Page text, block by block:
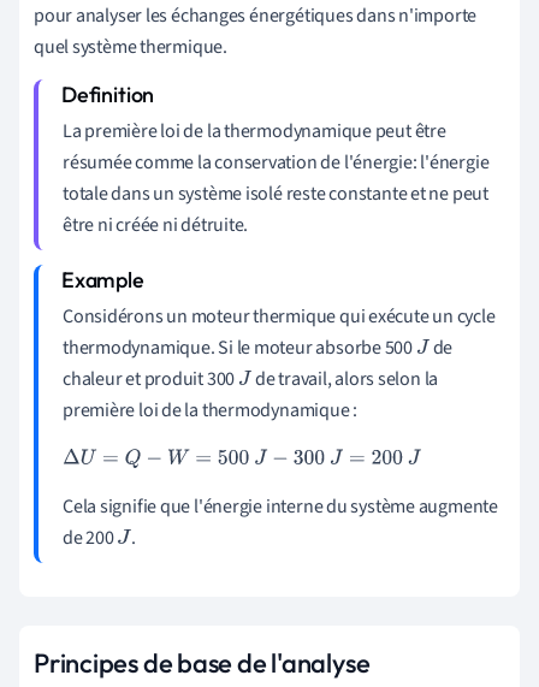
pour analyser les échanges énergétiques dans n'importe
quel système thermique.
La première loi de la thermodynamique peut être
résumée comme la conservation de l'énergie: l'énergie
totale dans un système isolé reste constante et ne peut
être ni créée ni détruite.
Considérons un moteur thermique qui exécute un cycle
thermodynamique. Si le moteur absorbe 500Jde
chaleur et produit 300J de travail, alors selon la
première loi de la thermodynamique :
ΔU= Q−W= 500 J− 300 J=200J
Cela signifie que l'énergie interne du système augmente
de 200J.
Principes de base de l'analyse